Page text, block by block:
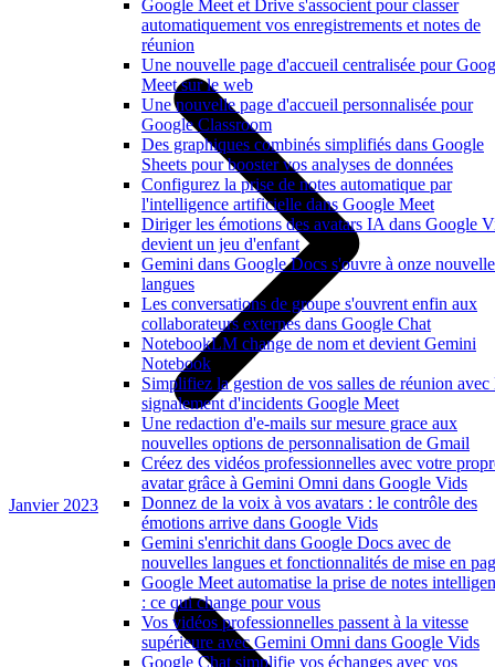
Google Meet et Drive s'associent pour classer
automatiquement vos enregistrements et notes de
réunion
Une nouvelle page d'accueil centralisée pour
Meet sur le web
Une nouvelle page d'accueil personnalisée pour
Google Classroom
Des graphiques combinés simplifiés dans Google
Sheets pour booster vos analyses de données
Configurez la prise de notes automatique par
l'intelligence artificielle dans Google Meet
Diriger les émotions des avatars IA dans Google
devient un jeu d'enfant
Gemini dans Google Docs s'ouvre à onze
langues
Les conversations de groupe s'ouvrent enfin aux
collaborateurs externes dans Google Chat
NotebookLM change de nom et devient Gemini
Notebook
Simplifiez la gestion de vos salles de réunion avec
signalement d'incidents Google Meet
Une redaction d'e-mails sur mesure grace aux
nouvelles options de personnalisation de Gmail
Créez des vidéos professionnelles avec votre
avatar grâce à Gemini Omni dans Google Vids
Donnez de la voix à vos avatars : le contrôle des
émotions arrive dans Google Vids
Gemini s'enrichit dans Google Docs avec de
nouvelles langues et fonctionnalités de mise en
Google Meet automatise la prise de notes
: ce qui change pour vous
Vos vidéos professionnelles passent à la vitesse
supérieure avec Gemini Omni dans Google Vids
Google Chat simplifie vos échanges avec vos
Janvier 2023